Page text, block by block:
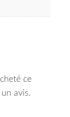
ce
avis.